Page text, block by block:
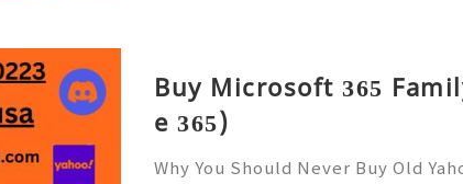
Buy Microsoft 365
e 365)
Why You Should Never Buy Old